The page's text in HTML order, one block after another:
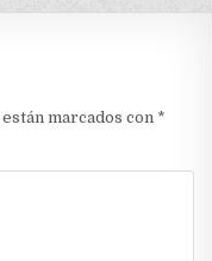
marcados con *